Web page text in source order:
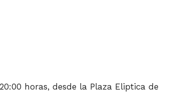
horas, desde la Plaza Eliptica de